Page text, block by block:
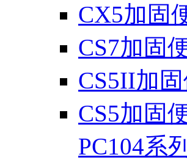
CX5加固
CS7加固
CS5II加
CS5加固
PC104系